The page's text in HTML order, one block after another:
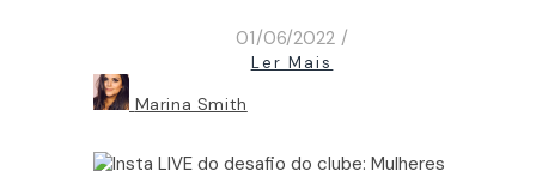
01/06/2022 /
Ler Mais
Marina Smith